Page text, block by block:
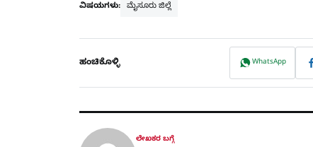
ವಿಷಯಗಳು: ಮೈಸೂರು ಜಿಲ್ಲೆ
ಹಂಚಿಕೊಳ್ಳಿ WhatsApp
ಲೇಖಕರ ಬಗ್ಗೆ